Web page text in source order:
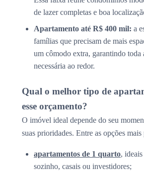
de lazer completas e boa
Apartamento até R$ 400 mil: a
famílias que precisam de mais
um cômodo extra, garantindo toda
necessária ao redor.
Qual o melhor tipo de
esse orçamento?
O imóvel ideal depende do seu
suas prioridades. Entre as opções mais
apartamentos de 1 quarto,
sozinho, casais ou investidores;